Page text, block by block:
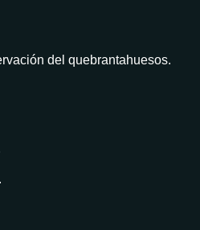
del quebrantahuesos.